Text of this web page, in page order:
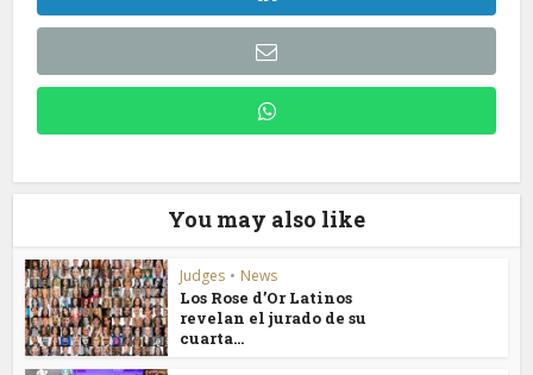
You may also like
Judges • News
Los Rose d’Or Latinos
revelan el jurado de su
cuarta...